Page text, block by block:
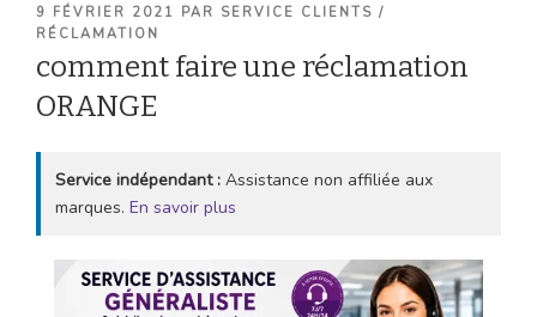
PUBLIÉ
LE
9 FÉVRIER 2021 PAR SERVICE CLIENTS /
RÉCLAMATION
comment faire une réclamation
ORANGE
Service indépendant : Assistance non affiliée aux
marques. En savoir plus